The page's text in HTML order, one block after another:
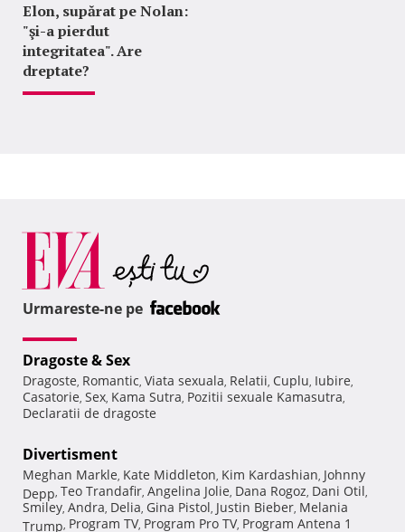
Elon, supărat pe Nolan:
"şi-a pierdut
integritatea". Are
dreptate?
Urmareste-ne pe
Dragoste & Sex
Dragoste, Romantic, Viata sexuala, Relatii, Cuplu, Iubire,
Casatorie, Sex, Kama Sutra, Pozitii sexuale Kamasutra,
Declaratii de dragoste
Divertisment
Meghan Markle, Kate Middleton, Kim Kardashian, Johnny
Depp, Teo Trandafir, Angelina Jolie, Dana Rogoz, Dani Otil,
Smiley, Andra, Delia, Gina Pistol, Justin Bieber, Melania
Trump, Program TV, Program Pro TV, Program Antena 1